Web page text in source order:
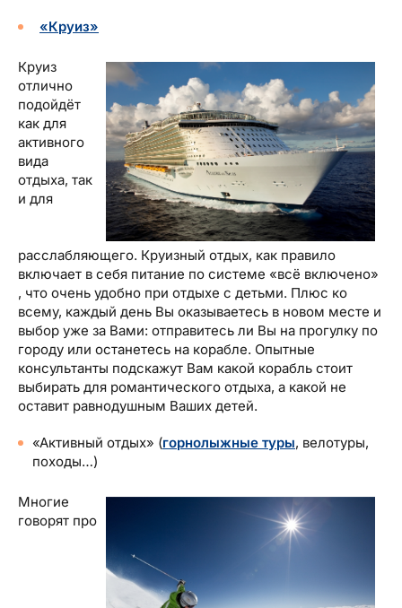
«Круиз»
Круиз
отлично
подойдёт
как для
активного
вида
отдыха, так
и для
расслабляющего. Круизный отдых, как правило
включает в себя питание по системе «всё включено»
, что очень удобно при отдыхе с детьми. Плюс ко
всему, каждый день Вы оказываетесь в новом месте и
выбор уже за Вами: отправитесь ли Вы на прогулку по
городу или останетесь на корабле. Опытные
консультанты подскажут Вам какой корабль стоит
выбирать для романтического отдыха, а какой не
оставит равнодушным Ваших детей.
«Активный отдых» (горнолыжные туры, велотуры,
походы…)
Многие
говорят про